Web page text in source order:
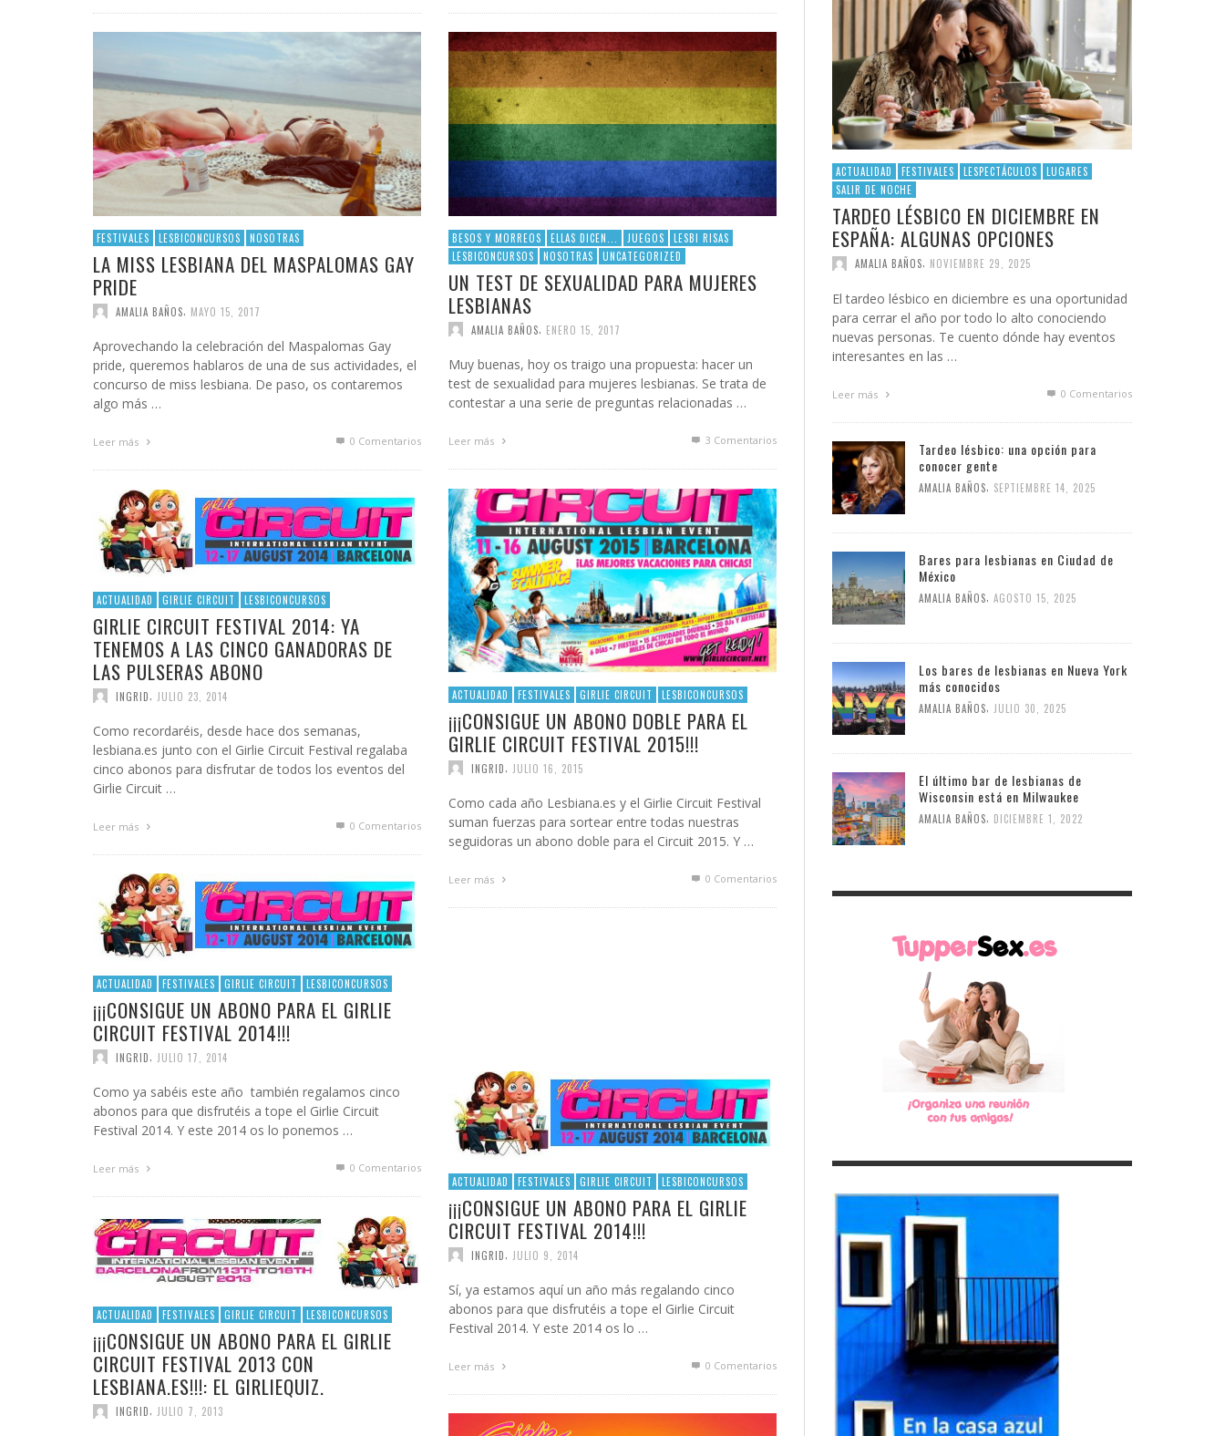
FESTIVALES LESBICONCURSOS NOSOTRAS
LA MISS LESBIANA DEL MASPALOMAS GAY
PRIDE
AMALIA BAÑOS MAYO 15, 2017
Aprovechando la celebración del Maspalomas Gay
pride, queremos hablaros de una de sus actividades, el
concurso de miss lesbiana. De paso, os contaremos
algo más …
Leer más 0 Comentarios
BESOS Y MORREOS ELLAS DICEN... JUEGOS
LESBI RISAS
LESBICONCURSOS
NOSOTRAS UNCATEGORIZED
UN TEST DE SEXUALIDAD PARA MUJERES
LESBIANAS
AMALIA BAÑOS ENERO 15, 2017
Muy buenas, hoy os traigo una propuesta: hacer un
test de sexualidad para mujeres lesbianas. Se trata de
contestar a una serie de preguntas relacionadas …
Leer más 3 Comentarios
ACTUALIDAD FESTIVALES GIRLIE CIRCUIT LESBICONCURSOS
¡¡¡CONSIGUE UN ABONO DOBLE PARA EL
GIRLIE CIRCUIT FESTIVAL 2015!!!
INGRID JULIO 16, 2015
Como cada año Lesbiana.es y el Girlie Circuit Festival
suman fuerzas para sortear entre todas nuestras
seguidoras un abono doble para el Circuit 2015. Y …
Leer más 0 Comentarios
ACTUALIDAD GIRLIE CIRCUIT LESBICONCURSOS
GIRLIE CIRCUIT FESTIVAL 2014: YA
TENEMOS A LAS CINCO GANADORAS DE
LAS PULSERAS ABONO
INGRID JULIO 23, 2014
Como recordaréis, desde hace dos semanas,
lesbiana.es junto con el Girlie Circuit Festival regalaba
cinco abonos para disfrutar de todos los eventos del
Girlie Circuit …
Leer más 0 Comentarios
ACTUALIDAD FESTIVALES GIRLIE CIRCUIT LESBICONCURSOS
¡¡¡CONSIGUE UN ABONO PARA EL GIRLIE
CIRCUIT FESTIVAL 2014!!!
INGRID JULIO 17, 2014
Como ya sabéis este año también regalamos cinco
abonos para que disfrutéis a tope el Girlie Circuit
Festival 2014. Y este 2014 os lo ponemos …
Leer más 0 Comentarios
ACTUALIDAD FESTIVALES GIRLIE CIRCUIT LESBICONCURSOS
¡¡¡CONSIGUE UN ABONO PARA EL GIRLIE
CIRCUIT FESTIVAL 2014!!!
INGRID JULIO 9, 2014
Sí, ya estamos aquí un año más regalando cinco
abonos para que disfrutéis a tope el Girlie Circuit
Festival 2014. Y este 2014 os lo …
Leer más 0 Comentarios
ACTUALIDAD FESTIVALES GIRLIE CIRCUIT LESBICONCURSOS
¡¡¡CONSIGUE UN ABONO PARA EL GIRLIE
CIRCUIT FESTIVAL 2013 CON
LESBIANA.ES!!!: EL GIRLIEQUIZ.
INGRID JULIO 7, 2013
ACTUALIDAD FESTIVALES LESPECTÁCULOS
LUGARES
SALIR DE NOCHE
TARDEO LÉSBICO EN DICIEMBRE EN
ESPAÑA: ALGUNAS OPCIONES
AMALIA BAÑOS, NOVIEMBRE 29, 2025
El tardeo lésbico en diciembre es una oportunidad
para cerrar el año por todo lo alto conociendo
nuevas personas. Te cuento dónde hay eventos
interesantes en las …
Leer más 0 Comentarios
Tardeo lésbico: una opción para
conocer gente
AMALIA BAÑOS SEPTIEMBRE 14, 2025
Bares para lesbianas en Ciudad de
México
AMALIA BAÑOS AGOSTO 15, 2025
Los bares de lesbianas en Nueva York
más conocidos
AMALIA BAÑOS JULIO 30, 2025
El último bar de lesbianas de
Wisconsin está en Milwaukee
AMALIA BAÑOS DICIEMBRE 1, 2022